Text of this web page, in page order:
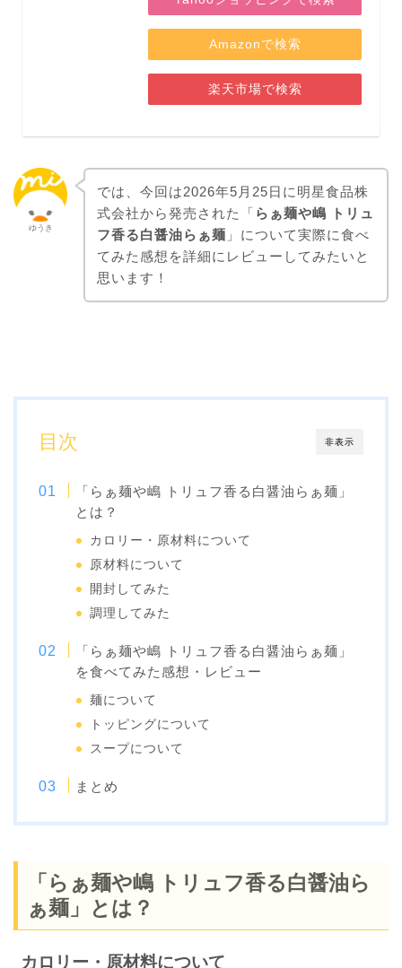
Amazonで検索
楽天市場で検索
ゆうき
では、今回は2026年5月25日に明星食品株
式会社から発売された「 らぁ麺や嶋 トリュ
フ香る白醤油らぁ麺 」について実際に食べ
てみた感想を詳細にレビューしてみたいと
思います！
非表示
目次
「らぁ麺や嶋 トリュフ香る白醤油らぁ麺」
とは？
カロリー・原材料について
原材料について
開封してみた
調理してみた
「らぁ麺や嶋 トリュフ香る白醤油らぁ麺」
を食べてみた感想・レビュー
麺について
トッピングについて
スープについて
まとめ
「らぁ麺や嶋 トリュフ香る白醤油ら
ぁ麺」とは？
カロリー・原材料について